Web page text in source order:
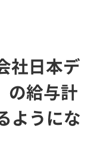
社日本デ
の給与計
ようにな